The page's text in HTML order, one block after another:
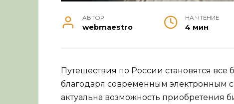
АВТОР
webmaestro
НА ЧТЕНИЕ
4 мин
Путешествия по России становятся
благодаря современным электронным
актуальна возможность приобретения